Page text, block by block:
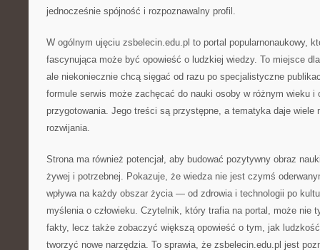
jednocześnie spójność i rozpoznawalny profil.
W ogólnym ujęciu zsbelecin.edu.pl to portal popularnonaukowy,
fascynująca może być opowieść o ludzkiej wiedzy. To miejsce
ale niekoniecznie chcą sięgać od razu po specjalistyczne
formule serwis może zachęcać do nauki osoby w różnym wieku i
przygotowania. Jego treści są przystępne, a tematyka daje wiele
rozwijania.
Strona ma również potencjał, aby budować pozytywny obraz
żywej i potrzebnej. Pokazuje, że wiedza nie jest czymś
wpływa na każdy obszar życia — od zdrowia i technologii po
myślenia o człowieku. Czytelnik, który trafia na portal, może nie
fakty, lecz także zobaczyć większą opowieść o tym, jak ludzkość
tworzyć nowe narzędzia. To sprawia, że zsbelecin.edu.pl jest